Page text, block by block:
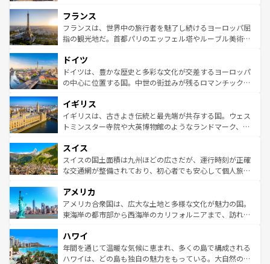
ませてくれるイタリアで、忘れられない旅をしてみよう！
なお、新着のイタリア情報はコンテンツ一覧 を参照してほ
しい。
文化が根付くこの国では、情熱的なフラメンコ、熱気あふ
れる闘牛、そして美味しいタパスが生活の一部となってい
る。首都マドリードの洗練された雰囲気や、バルセロナの
の城塞都市、穏やかなビーチリゾートまで多彩な表情を見
せる。地方によって風土や気候が異なるスペインはその個
性で訪れる人を魅了する。 なお、新着のスペイン情報はコ
フランス
フランスは、世界中の旅行者を魅了し続けるヨーロッパ屈
指の観光地だ。首都パリのエッフェル塔やルーブル美術館
で、幅広い魅力が詰まっている。華麗な宮殿、歴史的な大
聖堂、美しいビーチ、そして豊かな自然が、訪れる者を心
から魅了する。また、フランスは美食の国としても知ら
いる。シャンパンの発祥地であるランス、プロヴァンスの
香り高いラベンダー畑など、多彩な楽しみ方が可能だ。さ
らに、パリ以外の地域にも魅力が溢れており、どの街角に
れる地方に足を運ぶとそれぞれで全く異なる文化を体験で
きるだろう。 なお、新着のフランス情報はコンテンツ一覧
を参照してほしい。
ドイツ
ドイツは、豊かな歴史と多彩な文化が交差するヨーロッパ
の中心に位置する国。中世の街並みが残るロマンチック街
顔を持つこの国は、どこを歩いても飽きることがない。ベ
ルリンの文化的活気、バイエルン州のアルプスの絶景、そ
してライン川沿いのワイン畑といった風景は必見。ビール
は、お酒好きな人にはぜひ体験してほしい。 なお、新着の
ドイツ情報はコンテンツ一覧を参照してほしい。
イギリス
イギリスは、古きよき伝統と最先端が共存する国。ウェス
トミンスター寺院や大英博物館のようなランドマーク、歴
リアごとに異なる魅力がある。また、優雅なアフタヌーン
ティー、ビール好きにはたまらない英国パブ、サッカー観
戦など、本場だからこそできる体験も豊富。イギリスを旅
ンツ一覧を参照してほしい。
スイス
スイスの国土面積は九州ほどの広さだが、運行時刻が正確
な交通網が整備されており、初心者でも安心して個人旅行
の建物がそのまま残る町や、スイスならではのユニークな
博物館もあり、アルプス観光だけでなく町歩きも満喫する
ことができる。国民の所得が高いため物価も高いが、旅行
ば市内交通費無料で観光を楽しむこともできる。 なお、新
着のスイス情報はコンテンツ一覧 を参照してほしい。
アメリカ
アメリカ合衆国は、広大な土地と多様な文化が魅力の国。
東海岸の都市部から西海岸のカリフォルニアまで、訪れる
のような巨大都市は、観光、ショッピング、エンターテイ
ンメントが詰まった刺激的なスポットだ。一方、アメリカ
西部には大自然が広がり、グランドキャニオンやイエロー
ハワイ
年間を通じて温暖な気候に恵まれ、多くの島で構成される
ハワイは、どの島も独自の魅力をもっている。大自然の神